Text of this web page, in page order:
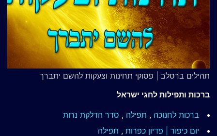
תהילים ברסלב | פסוקי תחינות וצעקות להשם יתברך
ברכות ותפילות לחגי ישראל
ברכות לחנוכה , תפילה , סדר הדלקת נרות
יום כיפור | פדיון כפרות , תפילה